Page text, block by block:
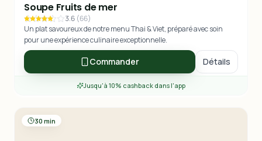
Soupe Fruits de mer
3.6 (66)
Un plat savoureux de notre menu Thai & Viet, préparé avec soin
pour une expérience culinaire exceptionnelle.
Commander Détails
Jusqu'à 10% cashback dans l'app
30 min